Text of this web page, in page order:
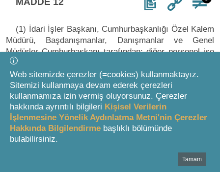
(1) İdari İşler Başkanı, Cumhurbaşkanlığı Özel Kalem
Müdürü, Başdanışmanlar, Danışmanlar ve Genel
Müdürler Cumhurbaşkanı tarafından; diğer personel ise
İdari İşler Başkanı tarafından atanır veya görevlendirilir.
Koruma Hizmetleri Genel Müdürlüğü personeli, İdari
İşler Başkanlığının talebi üzerine Emniyet, Jandarma
veya Sahil Güvenlik Hizmetleri sınıflarına mensup
olanlar arasından İçişleri Bakanlığınca görevlendirilir.
Değişik fıkra: 09/01/2019 t. 27 s. CK. m.4
(2) Birinci fıkrada belirtilen personelden
Cumhurbaşkanı tarafından atananlar, dış ülkelerde veya
Web sitemizde çerezler (=cookies) kullanmaktayız.
Sitemizi kullanmaya devam ederek çerezleri
kullanmamıza izin vermiş oluyorsunuz. Çerezler
hakkında ayrıntılı bilgileri Kişisel Verilerin
İşlenmesine Yönelik Aydınlatma Metni'nin Çerezler
Hakkında Bilgilendirme başlıklı bölümünde
bulabilirsiniz.
Tamam